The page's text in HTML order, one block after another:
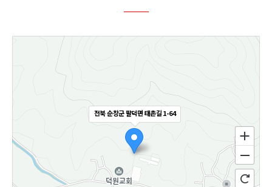
전북 순창군 팔덕면 태촌길 1-64